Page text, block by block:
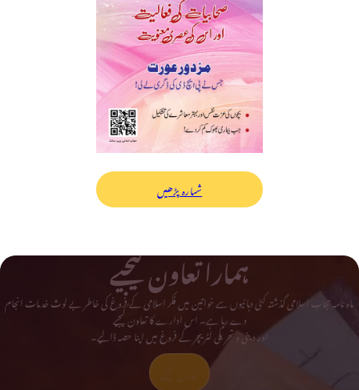
شمارہ پڑھیں
ہمارا تعاون کیجیے
ماہ نامہ حجاب اسلامی گذشتہ کئی دہائیوں سے خواتین میں فکر اسلامی کے فروغ کی خاطر بے لوث خدمات انجام
دے رہا ہے۔ اس ادارے کا تعاون کیجیے
اور دینی و تحریکی لٹریچر کے فروغ میں اپنا حصہ ڈالیے۔